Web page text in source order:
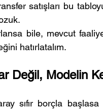
satışları bu
bile, mevcut
hatırlatalım.
Değil, Modelin
sıfır borçla